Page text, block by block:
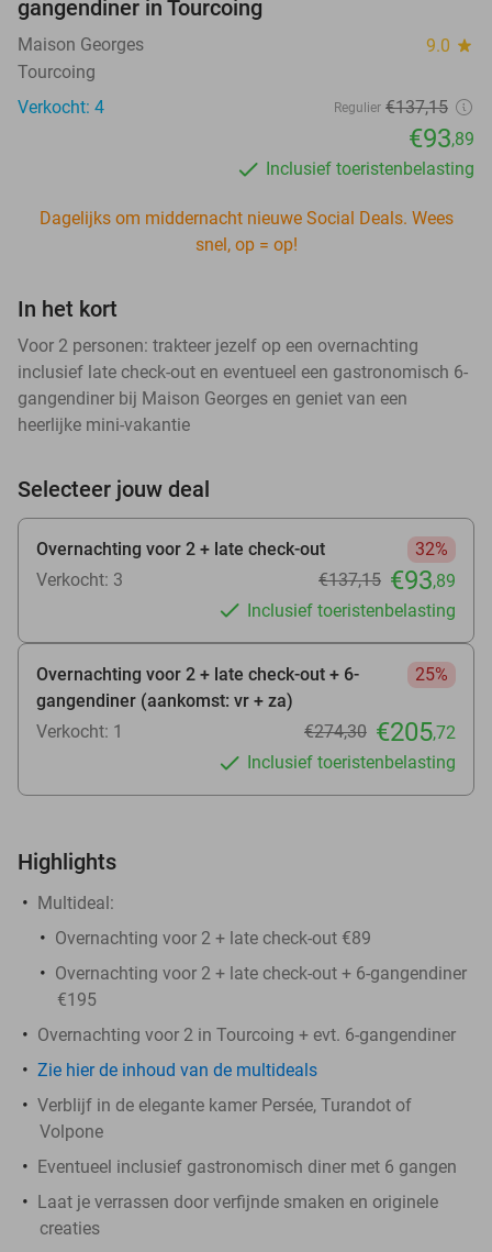
gangendiner in Tourcoing
Maison Georges 9.0 star
Tourcoing
Verkocht: 4
Regulier €137,15
€93,89
Inclusief toeristenbelasting
Dagelijks om middernacht nieuwe Social Deals. Wees
snel, op = op!
In het kort
Voor 2 personen: trakteer jezelf op een overnachting
inclusief late check-out en eventueel een gastronomisch 6-
gangendiner bij Maison Georges en geniet van een
heerlijke mini-vakantie
Selecteer jouw deal
Overnachting voor 2 + late check-out
32%
Verkocht: 3
€137,15 €93,89
Inclusief toeristenbelasting
Overnachting voor 2 + late check-out + 6-
gangendiner (aankomst: vr + za)
25%
Verkocht: 1 €274,30 €205,72
Inclusief toeristenbelasting
Highlights
Multideal:
Overnachting voor 2 + late check-out €89
Overnachting voor 2 + late check-out + 6-gangendiner
€195
Overnachting voor 2 in Tourcoing + evt. 6-gangendiner
Zie hier de inhoud van de multideals
Verblijf in de elegante kamer Persée, Turandot of
Volpone
Eventueel inclusief gastronomisch diner met 6 gangen
Laat je verrassen door verfijnde smaken en originele
creaties